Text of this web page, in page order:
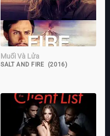
Muối Và Lửa
SALT AND FIRE (2016)